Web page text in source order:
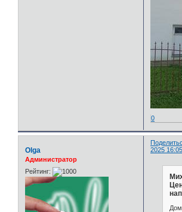
0
2025
Olga
Администратор
Рейтинг:
Дом